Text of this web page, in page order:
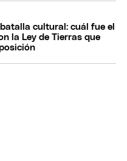
cultural: cuál fue el
la Ley de Tierras que